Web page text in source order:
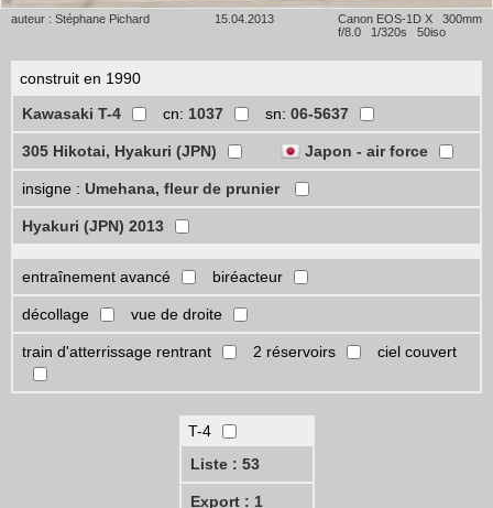
auteur : Stéphane Pichard 15.04.2013
Canon EOS-1D X 300mm
f/8.0 1/320s 50iso
construit en 1990
Kawasaki T-4
cn: 1037 sn: 06-5637
305 Hikotai, Hyakuri (JPN) Japon - air force
insigne : Umehana, fleur de prunier
Hyakuri (JPN) 2013
entraînement avancé biréacteur
décollage vue de droite
train d'atterrissage rentrant 2 réservoirs ciel couvert
T-4
Liste : 53
Export : 1